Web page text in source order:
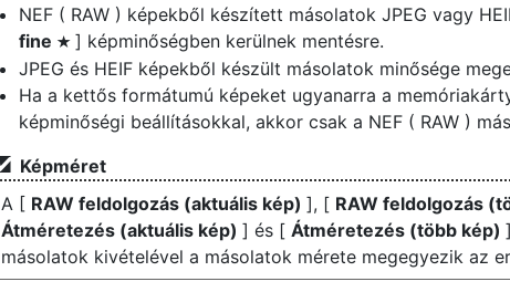
NEF ( RAW ) képekből készített másolatok JPEG vagy
fine m ] képminőségben kerülnek mentésre.
JPEG és HEIF képekből készült másolatok minősége
Ha a kettős formátumú képeket ugyanarra a
képminőségi beállításokkal, akkor csak a NEF ( RAW )
Képméret
A [ RAW feldolgozás (aktuális kép) ], [ RAW feldolgozás
Átméretezés (aktuális kép) ] és [ Átméretezés (több kép)
másolatok kivételével a másolatok mérete megegyezik az